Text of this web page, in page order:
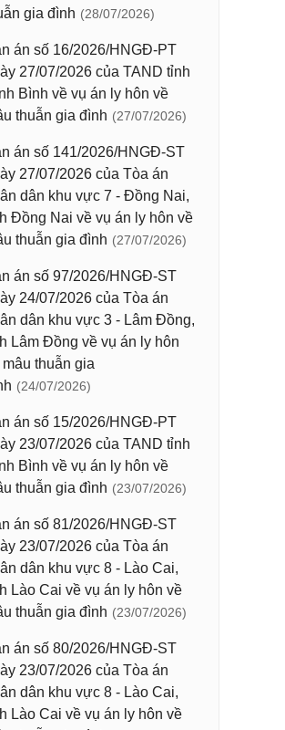
gia đình (28/07/2026)
án số 16/2026/HNGĐ-PT
27/07/2026 của TAND tỉnh
Bình về vụ án ly hôn về
thuẫn gia đình (27/07/2026)
án số 141/2026/HNGĐ-ST
27/07/2026 của Tòa án
dân khu vực 7 - Đồng Nai,
Đồng Nai về vụ án ly hôn về
thuẫn gia đình (27/07/2026)
án số 97/2026/HNGĐ-ST
24/07/2026 của Tòa án
dân khu vực 3 - Lâm Đồng,
Lâm Đồng về vụ án ly hôn
mâu thuẫn gia
(24/07/2026)
án số 15/2026/HNGĐ-PT
23/07/2026 của TAND tỉnh
Bình về vụ án ly hôn về
thuẫn gia đình (23/07/2026)
án số 81/2026/HNGĐ-ST
23/07/2026 của Tòa án
dân khu vực 8 - Lào Cai,
Lào Cai về vụ án ly hôn về
thuẫn gia đình (23/07/2026)
án số 80/2026/HNGĐ-ST
23/07/2026 của Tòa án
dân khu vực 8 - Lào Cai,
Lào Cai về vụ án ly hôn về